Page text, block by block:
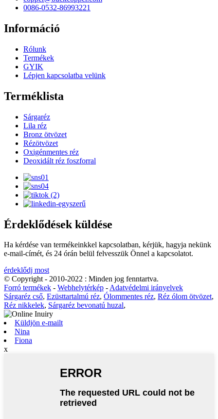
0086-0532-86993221
Információ
Rólunk
Termékek
GYIK
Lépjen kapcsolatba velünk
Terméklista
Sárgaréz
Lila réz
Bronz ötvözet
Rézötvözet
Oxigénmentes réz
Deoxidált réz foszforral
Érdeklődések küldése
Ha kérdése van termékeinkkel kapcsolatban, kérjük, hagyja nekünk
e-mail-címét, és 24 órán belül felvesszük Önnel a kapcsolatot.
érdeklődj most
© Copyright - 2010-2022 : Minden jog fenntartva.
Forró termékek - Webhelytérkép -Adatvédelmi irányelvek
Sárgaréz cső, Ezüsttartalmú réz, Ólommentes réz, Réz ólom ötvözet,
Réz nikkelek, Sárgaréz bevonatú huzal,
Küldjön e-mailt
Nina
Fiona
x